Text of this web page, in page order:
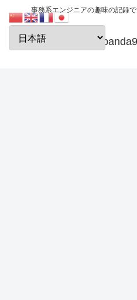
事務系エンジニアの趣味の記録